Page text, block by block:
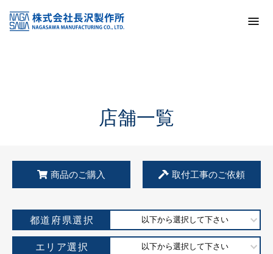
KSS加盟店・取扱店情報
店舗一覧
店舗一覧
商品のご購入 取付工事のご依頼
都道府県選択 以下から選択して下さい
エリア選択 以下から選択して下さい